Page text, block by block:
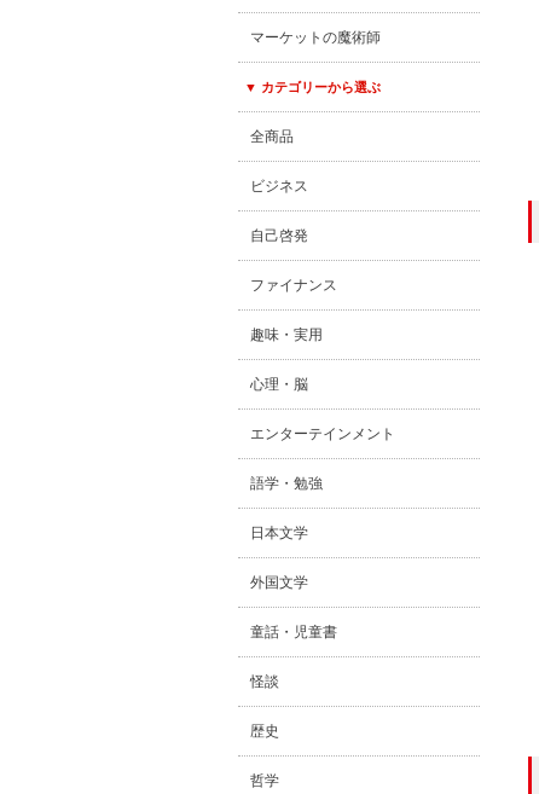
マーケットの魔術師
▼ カテゴリーから選ぶ
全商品
ビジネス
自己啓発
ファイナンス
趣味・実用
心理・脳
エンターテインメント
語学・勉強
日本文学
外国文学
童話・児童書
怪談
歴史
哲学